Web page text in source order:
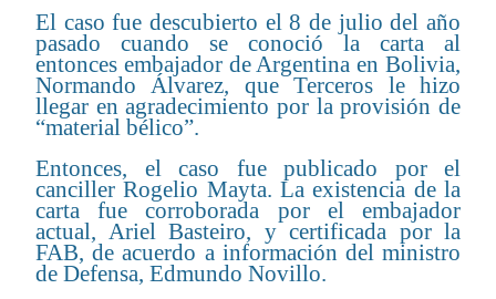
El caso fue descubierto el 8 de julio del año
pasado cuando se conoció la carta al
entonces embajador de Argentina en Bolivia,
Normando Álvarez, que Terceros le hizo
llegar en agradecimiento por la provisión de
“material bélico”.
Entonces, el caso fue publicado por el
canciller Rogelio Mayta. La existencia de la
carta fue corroborada por el embajador
actual, Ariel Basteiro, y certificada por la
FAB, de acuerdo a información del ministro
de Defensa, Edmundo Novillo.